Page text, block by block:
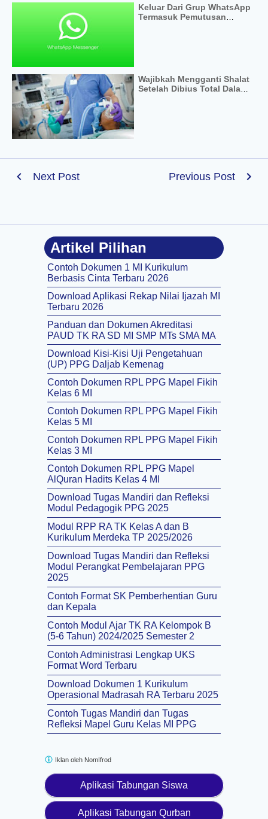
Keluar Dari Grup WhatsApp
Termasuk Pemutusan
Wajibkah Mengganti Shalat
Setelah Dibius Total Dalam
Next Post Previous Post
Artikel Pilihan
Contoh Dokumen 1 MI Kurikulum
Berbasis Cinta Terbaru 2026
Download Aplikasi Rekap Nilai Ijazah MI
Terbaru 2026
Panduan dan Dokumen Akreditasi
PAUD TK RA SD MI SMP MTs SMA MA
Download Kisi-Kisi Uji Pengetahuan
(UP) PPG Daljab Kemenag
Contoh Dokumen RPL PPG Mapel Fikih
Kelas 6 MI
Contoh Dokumen RPL PPG Mapel Fikih
Kelas 5 MI
Contoh Dokumen RPL PPG Mapel Fikih
Kelas 3 MI
Contoh Dokumen RPL PPG Mapel
AlQuran Hadits Kelas 4 MI
Download Tugas Mandiri dan Refleksi
Modul Pedagogik PPG 2025
Modul RPP RA TK Kelas A dan B
Kurikulum Merdeka TP 2025/2026
Download Tugas Mandiri dan Refleksi
Modul Perangkat Pembelajaran PPG
2025
Contoh Format SK Pemberhentian Guru
dan Kepala
Contoh Modul Ajar TK RA Kelompok B
(5-6 Tahun) 2024/2025 Semester 2
Contoh Administrasi Lengkap UKS
Format Word Terbaru
Download Dokumen 1 Kurikulum
Operasional Madrasah RA Terbaru 2025
Contoh Tugas Mandiri dan Tugas
Refleksi Mapel Guru Kelas MI PPG
Aplikasi Tabungan Siswa
Aplikasi Tabungan Qurban
Iklan oleh NomIfrod